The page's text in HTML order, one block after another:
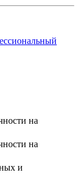
на
на
и